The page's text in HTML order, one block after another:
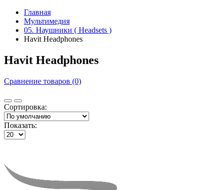
Главная
Мультимедия
05. Наушники ( Headsets )
Havit Headphones
Havit Headphones
Сравнение товаров (0)
Сортировка:
Показать: